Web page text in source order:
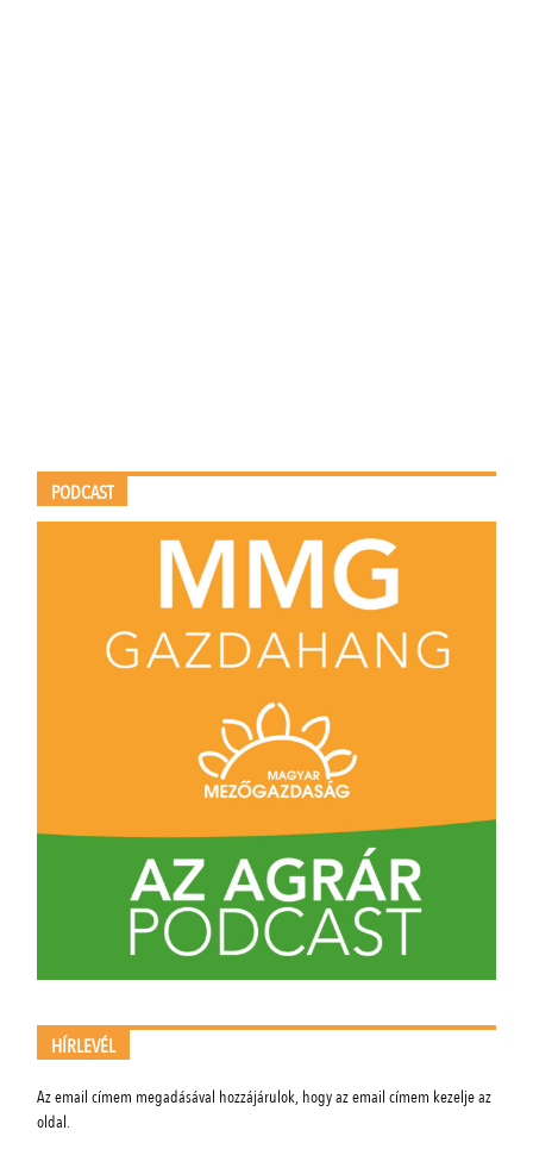
PODCAST
HÍRLEVÉL
Az email címem megadásával hozzájárulok, hogy az email címem kezelje az
oldal.